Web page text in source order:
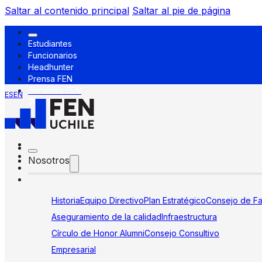
Saltar al contenido principal Saltar al pie de página
Estudiantes
Funcionarios
Headhunter
Prensa FEN
ESEN
Nosotros
HistoriaEquipo DirectivoPlan EstratégicoConsejo de
Aseguramiento de la calidadInfraestructura
Círculo de Honor AlumniConsejo Consultivo
Empresarial